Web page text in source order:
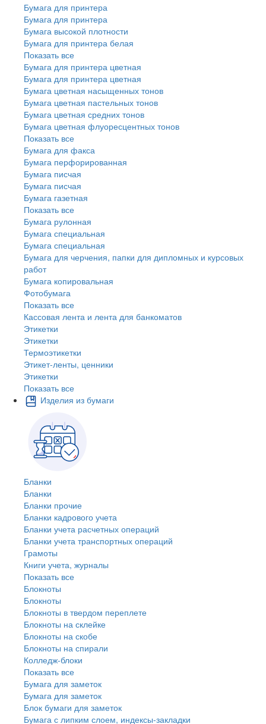
Бумага для принтера
Бумага для принтера
Бумага высокой плотности
Бумага для принтера белая
Показать все
Бумага для принтера цветная
Бумага для принтера цветная
Бумага цветная насыщенных тонов
Бумага цветная пастельных тонов
Бумага цветная средних тонов
Бумага цветная флуоресцентных тонов
Показать все
Бумага для факса
Бумага перфорированная
Бумага писчая
Бумага писчая
Бумага газетная
Показать все
Бумага рулонная
Бумага специальная
Бумага специальная
Бумага для черчения, папки для дипломных и курсовых
работ
Бумага копировальная
Фотобумага
Показать все
Кассовая лента и лента для банкоматов
Этикетки
Этикетки
Термоэтикетки
Этикет-ленты, ценники
Этикетки
Показать все
Изделия из бумаги
Бланки
Бланки
Бланки прочие
Бланки кадрового учета
Бланки учета расчетных операций
Бланки учета транспортных операций
Грамоты
Книги учета, журналы
Показать все
Блокноты
Блокноты
Блокноты в твердом переплете
Блокноты на склейке
Блокноты на скобе
Блокноты на спирали
Колледж-блоки
Показать все
Бумага для заметок
Бумага для заметок
Блок бумаги для заметок
Бумага с липким слоем, индексы-закладки